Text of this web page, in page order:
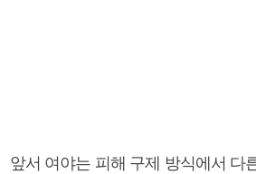
앞서 여야는 피해 구제 방식에서 다